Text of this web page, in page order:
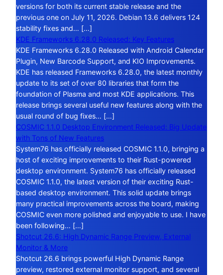
versions for both its current stable release and the
previous one on July 11, 2026. Debian 13.6 delivers 124
stability fixes and… […]
KDE Frameworks 6.28.0 Released: Key Features
KDE Frameworks 6.28.0 Released with Android Calendar
Plugin, New Barcode Support, and KIO Improvements.
KDE has released Frameworks 6.28.0, the latest monthly
update to its set of over 80 libraries that form the
foundation of Plasma and most KDE applications. This
release brings several useful new features along with the
usual round of bug fixes… […]
COSMIC 1.1.0 Desktop Environment Released: Big Update
with Tons of New Features
System76 has officially released COSMIC 1.1.0, bringing a
host of exciting improvements to their Rust-powered
desktop environment. System76 has officially released
COSMIC 1.1.0, the latest version of their exciting Rust-
based desktop environment. This solid update brings
many practical improvements across the board, making
COSMIC even more polished and enjoyable to use. I have
been following… […]
Shotcut 26.6: High Dynamic Range Preview, External
Monitor & More
Shotcut 26.6 brings powerful High Dynamic Range
preview, restored external monitor support, and several